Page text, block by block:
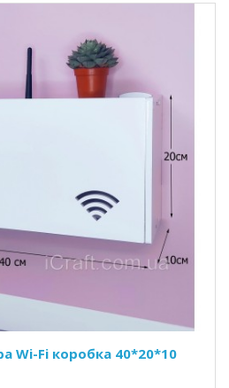
Wi-Fi коробка 40*20*10